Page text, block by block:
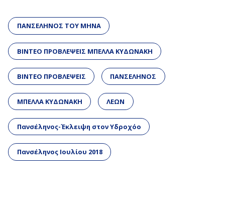
ΠΑΝΣΕΛΗΝΟΣ ΤΟΥ ΜΗΝΑ
ΒΙΝΤΕΟ ΠΡΟΒΛΕΨΕΙΣ ΜΠΕΛΛΑ ΚΥΔΩΝΑΚΗ
ΒΙΝΤΕΟ ΠΡΟΒΛΕΨΕΙΣ ΠΑΝΣΕΛΗΝΟΣ
ΜΠΕΛΛΑ ΚΥΔΩΝΑΚΗ ΛΕΩΝ
Πανσέληνος-Έκλειψη στον Υδροχόο
Πανσέληνος Ιουλίου 2018